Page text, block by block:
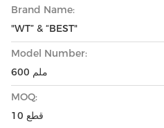
Brand Name:
"WT” & “BEST"
Model Number:
600 ملم
MOQ:
10 قطع